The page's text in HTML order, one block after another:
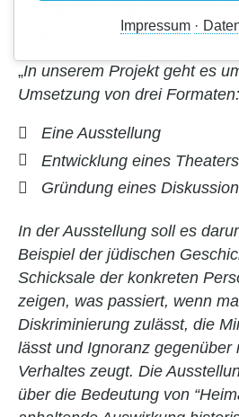
Impressum
vorgenommen diese Idee
„In unserem Projekt geht es
Umsetzung von drei Formaten:
Eine Ausstellung
Entwicklung eines
Gründung eines
In der Ausstellung soll es
Beispiel der jüdischen
Schicksale der konkreten
zeigen, was passiert, wenn
Diskriminierung zulässt, die
lässt und Ignoranz gegenüber
Verhaltes zeugt. Die
über die Bedeutung von